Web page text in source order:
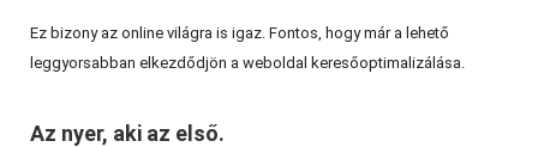
Ez bizony az online világra is igaz. Fontos, hogy már a lehető
leggyorsabban elkezdődjön a weboldal keresőoptimalizálása.
Az nyer, aki az első.